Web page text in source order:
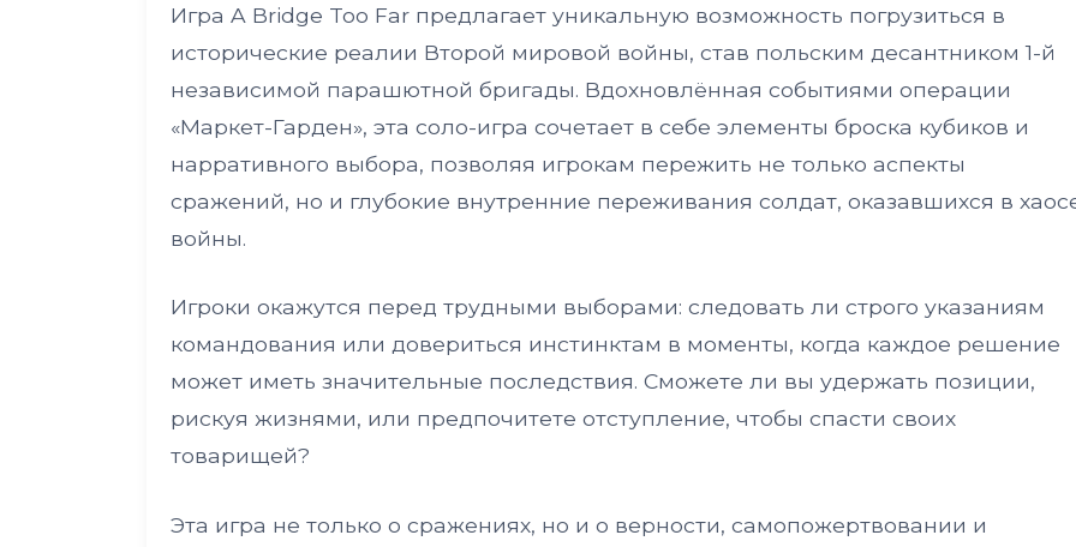
Игра A Bridge Too Far предлагает уникальную возможность погрузиться в
исторические реалии Второй мировой войны, став польским десантником 1-й
независимой парашютной бригады. Вдохновлённая событиями операции
«Маркет-Гарден», эта соло-игра сочетает в себе элементы броска кубиков и
нарративного выбора, позволяя игрокам пережить не только аспекты
сражений, но и глубокие внутренние переживания солдат, оказавшихся в
войны.
Игроки окажутся перед трудными выборами: следовать ли строго указаниям
командования или довериться инстинктам в моменты, когда каждое решение
может иметь значительные последствия. Сможете ли вы удержать позиции,
рискуя жизнями, или предпочитете отступление, чтобы спасти своих
товарищей?
Эта игра не только о сражениях, но и о верности, самопожертвовании и